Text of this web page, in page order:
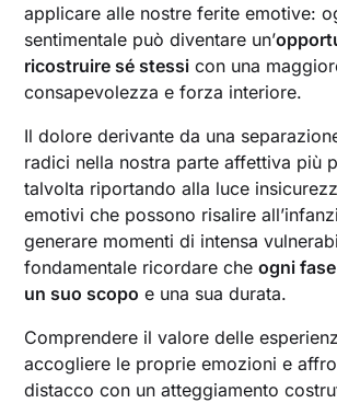
applicare alle nostre ferite emotive:
sentimentale può diventare un’
ricostruire sé stessi con una
consapevolezza e forza interiore.
Il dolore derivante da una
radici nella nostra parte affettiva più
talvolta riportando alla luce
emotivi che possono risalire
generare momenti di intensa
fondamentale ricordare cheogni
un suo scopo e una sua durata.
Comprendere il valore delle
accogliere le proprie emozioni e
distacco con un atteggiamento